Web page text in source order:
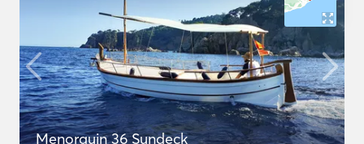
Menorquin 36 Sundeck